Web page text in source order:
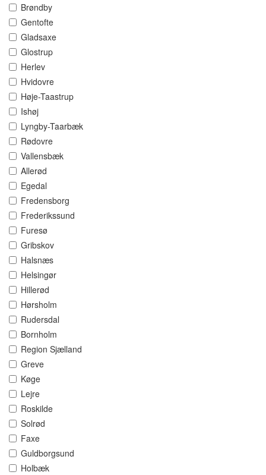
Brøndby
Gentofte
Gladsaxe
Glostrup
Herlev
Hvidovre
Høje-Taastrup
Ishøj
Lyngby-Taarbæk
Rødovre
Vallensbæk
Allerød
Egedal
Fredensborg
Frederikssund
Furesø
Gribskov
Halsnæs
Helsingør
Hillerød
Hørsholm
Rudersdal
Bornholm
Region Sjælland
Greve
Køge
Lejre
Roskilde
Solrød
Faxe
Guldborgsund
Holbæk